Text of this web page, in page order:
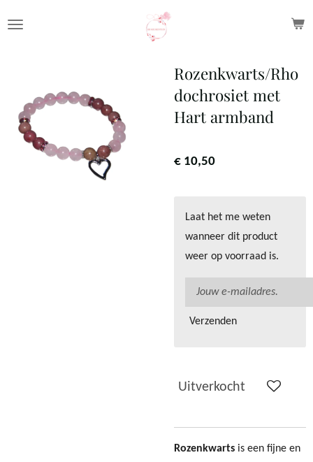
hoofdinhoud
Rozenkwarts/Rho
dochrosiet met
Hart armband
€ 10,50
Laat het me weten
wanneer dit product
weer op voorraad is.
Verzenden
Uitverkocht
Rozenkwarts is een fijne en